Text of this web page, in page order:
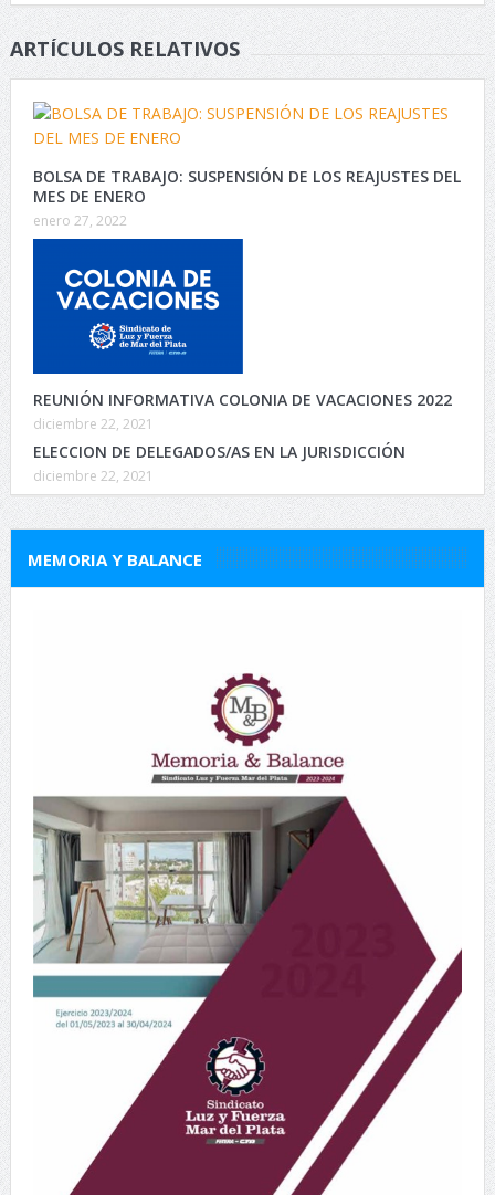
ARTÍCULOS RELATIVOS
BOLSA DE TRABAJO: SUSPENSIÓN DE LOS REAJUSTES DEL
MES DE ENERO
enero 27, 2022
REUNIÓN INFORMATIVA COLONIA DE VACACIONES 2022
diciembre 22, 2021
ELECCION DE DELEGADOS/AS EN LA JURISDICCIÓN
diciembre 22, 2021
MEMORIA Y BALANCE